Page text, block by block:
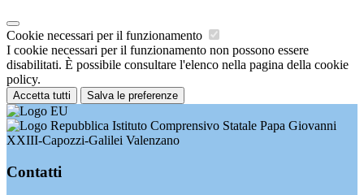
Cookie necessari per il funzionamento
I cookie necessari per il funzionamento non possono essere
disabilitati. È possibile consultare l'elenco nella pagina della cookie
policy.
Accetta tutti Salva le preferenze
Istituto Comprensivo Statale Papa Giovanni
XXIII-Capozzi-Galilei Valenzano
Contatti